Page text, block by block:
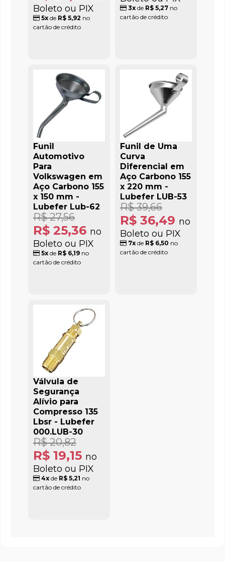
Boleto ou PIX
5x de R$ 5,92 no
cartão de crédito
3xde R$ 5,27no
cartão de crédito
Funil
Automotivo
Para
Volkswagen em
Aço Carbono 155
x 150 mm -
Lubefer Lub-62
R$ 25,36 no
Boleto ou PIX
R$ 27,56
5x de R$ 6,19 no
cartão de crédito
Funil de Uma
Curva
Diferencial em
Aço Carbono 155
x 220 mm -
Lubefer LUB-53
R$ 36,49 no
Boleto ou PIX
R$ 39,66
7xde R$ 6,50 no
cartão de crédito
Válvula de
Segurança
Alívio para
Compresso 135
Lbsr - Lubefer
000.LUB-30
R$ 19,15 no
Boleto ou PIX
R$ 20,82
4x de R$ 5,21 no
cartão de crédito